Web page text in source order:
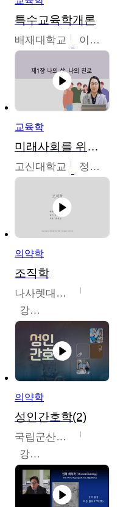
특수교육학개론
배재대학교 이현주
교육학
미래사회를 위한 진로 탐색 및 설계
고신대학교 정주영
의약학
조직학
나사렛대학교
강지언
의약학
성인간호학(2)
국립군산대학교
강경아